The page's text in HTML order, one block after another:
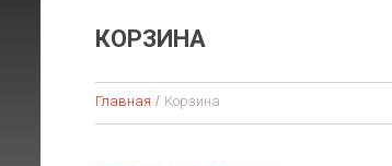
КОРЗИНА
Главная Корзина